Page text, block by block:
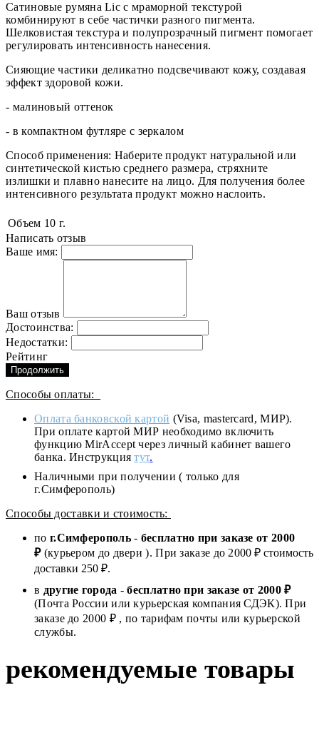
Сатиновые румяна Lic с мраморной текстурой
комбинируют в себе частички разного пигмента.
Шелковистая текстура и полупрозрачный пигмент помогает
регулировать интенсивность нанесения.
Сияющие частики деликатно подсвечивают кожу, создавая
эффект здоровой кожи.
- малиновый оттенок
- в компактном футляре с зеркалом
Способ применения: Наберите продукт натуральной или
синтетической кистью среднего размера, стряхните
излишки и плавно нанесите на лицо. Для получения более
интенсивного результата продукт можно наслоить.
Объем 10 г.
Написать отзыв
Ваше имя:
Ваш отзыв
Достоинства:
Недостатки:
Рейтинг
Продолжить
Способы оплаты:
Оплата банковской картой (Visa, mastercard, МИР).
При оплате картой МИР необходимо включить
функцию MirAccept через личный кабинет вашего
банка. Инструкциятут.
Наличными при получении ( только для
г.Симферополь)
Способы доставки и стоимость:
по г.Симферополь- бесплатно при заказе от 2000
₽(курьером до двери ). При заказе до 2000 ₽ стоимость
доставки 250 ₽.
в другие города -бесплатно при заказе от 2000 ₽
(Почта России или курьерская компания СДЭК). При
заказе до 2000 ₽ , по тарифам почты или курьерской
службы.
рекомендуемые товары